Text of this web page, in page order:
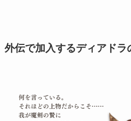
外伝で加入するディアドラ